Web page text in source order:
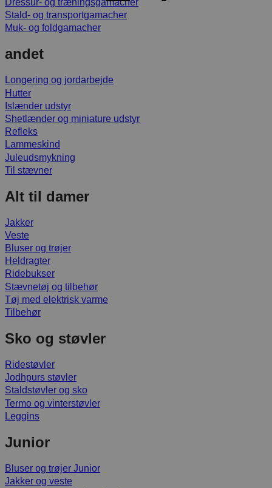
Dressur- og træningsgamacher
Stald- og transportgamacher
Muk- og foldgamacher
andet
Longering og jordarbejde
Hutter
Islænder udstyr
Shetlænder og miniature udstyr
Refleks
Lammeskind
Juleudsmykning
Til stævner
Alt til damer
Jakker
Veste
Bluser og trøjer
Heldragter
Ridebukser
Stævnetøj og tilbehør
Tøj med elektrisk varme
Tilbehør
Sko og støvler
Ridestøvler
Jodhpurs støvler
Staldstøvler og sko
Termo og vinterstøvler
Leggins
Junior
Bluser og trøjer Junior
Jakker og veste